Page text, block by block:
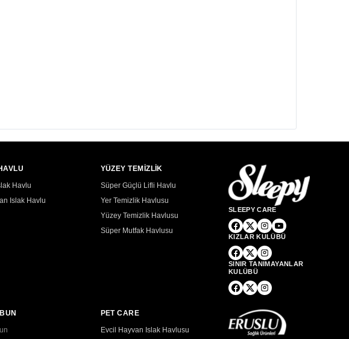
Havlu
Islak Havlu
YÜZEY TEMİZLİK
Süper Güçlü Lifli Havlu
Yer Temizlik Havlusu
Yüzey Temizlik Havlusu
Süper Mutfak Havlusu
PET CARE
Evcil Hayvan Islak Havlusu
SLEEPY CARE
KIZLAR KULÜBÜ
SINIR TANIMAYANLAR
KULÜBÜ